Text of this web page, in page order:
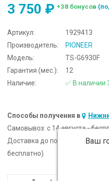
3 750 ₽ +38 бонусов
Артикул:
1929413
Производитель:
PIONEER
Модель:
TS-G6930F
Гарантия (мес.):
12
Наличие:
✅ В наличии
Способы получения в
Ваш
Самовывоз: c 14 августа -
Доставка до подъезда:
c 14
бесплатно)